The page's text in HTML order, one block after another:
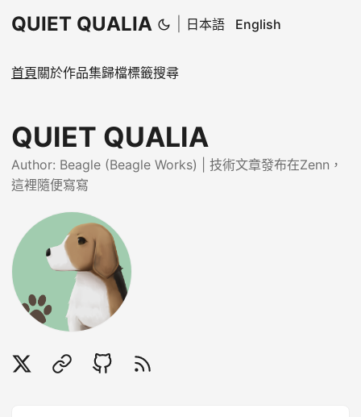
QUIET QUALIA 日本語 English
首頁關於作品集歸檔標籤搜尋
QUIET QUALIA
Author: Beagle (Beagle Works) | 技術文章發布在Zenn，
這裡隨便寫寫